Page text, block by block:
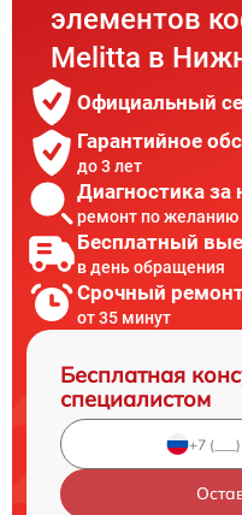
элементов
Melitta в
Официальный
Гарантийное
до 3 лет
Диагностика за
ремонт по желанию
Бесплатный
в день обращения
Срочный
от 35 минут
Бесплатная
специалистом